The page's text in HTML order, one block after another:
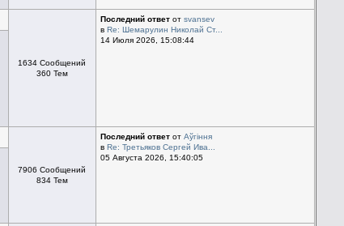
1634 Сообщений
360 Тем
Последний ответот svansev
в Re: Шемарулин Николай Ст...
14 Июля 2026, 15:08:44
7906 Сообщений
834 Тем
Последний ответот Aўгiння
в Re: Третьяков Сергей Ива...
05 Августа 2026, 15:40:05